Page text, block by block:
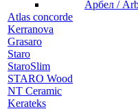
Арбел /
Atlas concorde
Kerranova
Grasaro
Staro
StaroSlim
STARO Wood
NT Ceramic
Kerateks